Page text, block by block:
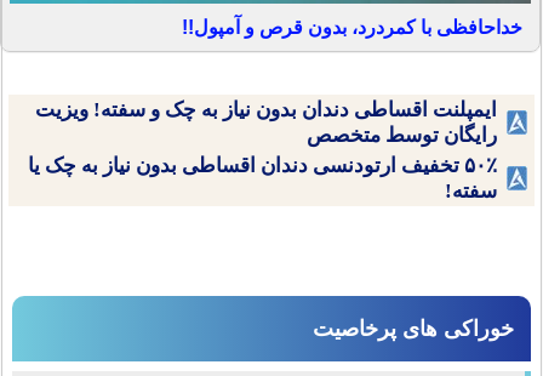
خداحافظی با کمردرد، بدون قرص و آمپول!!
ایمپلنت اقساطی دندان بدون نیاز به چک و سفته! ویزیت
رایگان توسط متخصص
۵۰٪ تخفیف ارتودنسی دندان اقساطی بدون نیاز به چک یا
سفته!
خوراکی های پرخاصیت